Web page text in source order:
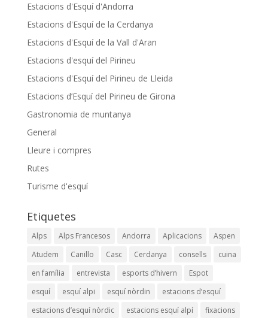
Estacions d'Esquí d'Andorra
Estacions d'Esquí de la Cerdanya
Estacions d'Esquí de la Vall d'Aran
Estacions d'esquí del Pirineu
Estacions d'Esquí del Pirineu de Lleida
Estacions d’Esquí del Pirineu de Girona
Gastronomia de muntanya
General
Lleure i compres
Rutes
Turisme d'esquí
Etiquetes
Alps Alps Francesos Andorra Aplicacions
Aspen
Atudem
Canillo Casc Cerdanya consells
cuina
en família
entrevista esports d’hivern
Espot
esquí
esquí alpi esquí nòrdin
estacions d’esquí
estacions d’esquí nòrdic
estacions esquí alpí
fixacions